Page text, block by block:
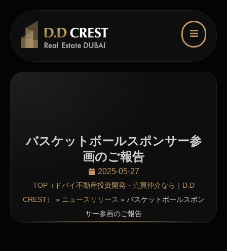
バスケットボールスポンサー参
画のご報告
2025-05-27
TOP（ドバイ不動産投資開発・売買仲介なら｜D.D
CREST）
» ニュースリリース » バスケットボールスポン
サー参画のご報告